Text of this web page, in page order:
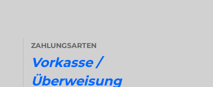
ZAHLUNGSARTEN
Vorkasse /
Überweisung